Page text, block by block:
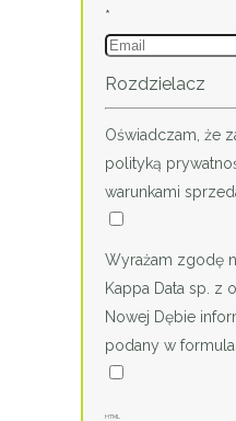
*
Rozdzielacz
Oświadczam, że
polityką
warunkami
Wyrażam zgodę
Kappa Data sp. z
Nowej Dębie
podany w
HTML